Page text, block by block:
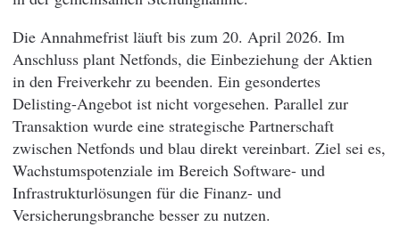
Die Annahmefrist läuft bis zum 20. April 2026. Im
Anschluss plant Netfonds, die Einbeziehung der Aktien
in den Freiverkehr zu beenden. Ein gesondertes
Delisting-Angebot ist nicht vorgesehen. Parallel zur
Transaktion wurde eine strategische Partnerschaft
zwischen Netfonds und blau direkt vereinbart. Ziel sei es,
Wachstumspotenziale im Bereich Software- und
Infrastrukturlösungen für die Finanz- und
Versicherungsbranche besser zu nutzen.